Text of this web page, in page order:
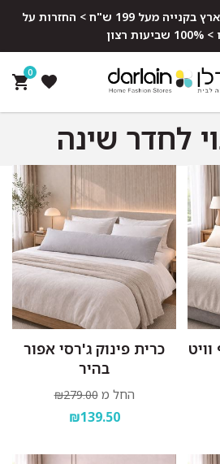
משלוח מהיר חינם לכל הארץ בקנייה מעל 199 ש"ח > החזרות על
רצון
0
לחדר שינה
כרית פינוק ג'רסי אפור
בהיר
החל מ ₪279.00
₪139.50